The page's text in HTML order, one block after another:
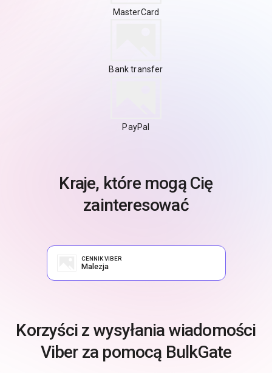
MasterCard
Bank transfer
PayPal
Kraje, które mogą Cię
zainteresować
CENNIK VIBER
Malezja
Korzyści z wysyłania wiadomości
Viber za pomocą BulkGate